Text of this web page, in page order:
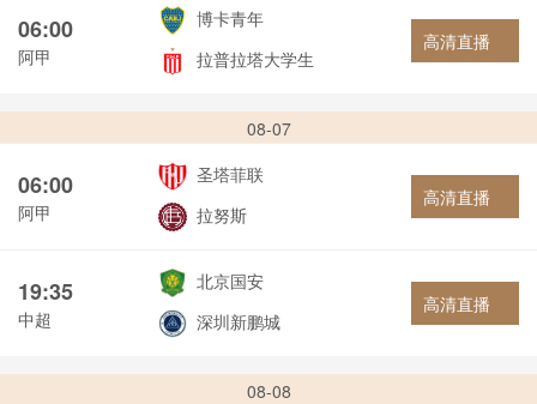
06:00
阿甲
博卡青年
拉普拉塔大学生
高清直播
08-07
06:00
阿甲
圣塔菲联
拉努斯
高清直播
19:35
中超
北京国安
深圳新鹏城
高清直播
08-08